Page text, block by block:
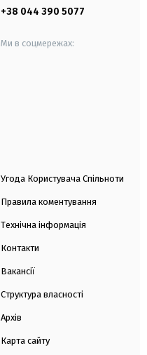
+38 044 390 5077
Ми в соцмережах:
Угода Користувача Спільноти
Правила коментування
Технічна інформація
Контакти
Вакансії
Структура власності
Архів
Карта сайту